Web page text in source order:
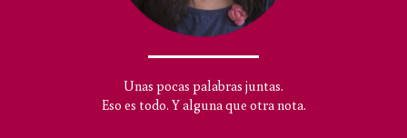
Unas pocas palabras juntas.
Eso es todo. Y alguna que otra nota.